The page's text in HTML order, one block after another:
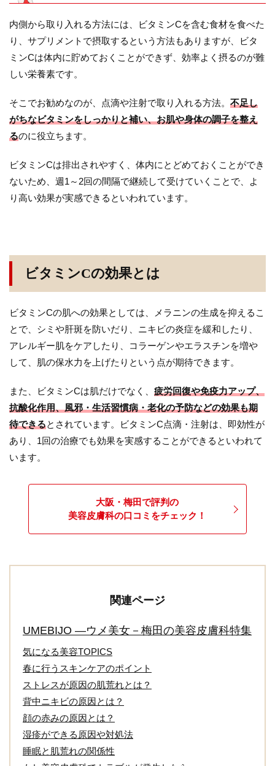
内側から取り入れる方法には、ビタミンCを含む食材を食べた
り、サプリメントで摂取するという方法もありますが、ビタ
ミンCは体内に貯めておくことができず、効率よく摂るのが難
しい栄養素です。
そこでお勧めなのが、点滴や注射で取り入れる方法。 不足し
がちなビタミンをしっかりと補い、お肌や身体の調子を整え
るのに役立ちます。
ビタミンCは排出されやすく、体内にとどめておくことができ
ないため、週1～2回の間隔で継続して受けていくことで、よ
り高い効果が実感できるといわれています。
ビタミンCの効果とは
ビタミンCの肌への効果としては、メラニンの生成を抑えるこ
とで、シミや肝斑を防いだり、ニキビの炎症を緩和したり、
アレルギー肌をケアしたり、コラーゲンやエラスチンを増や
して、肌の保水力を上げたりという点が期待できます。
また、ビタミンCは肌だけでなく、 疲労回復や免疫力アップ、
抗酸化作用、風邪・生活習慣病・老化の予防などの効果も期
待できるとされています。ビタミンC点滴・注射は、即効性が
あり、1回の治療でも効果を実感することができるといわれて
います。
大阪・梅田で評判の
美容皮膚科の口コミをチェック！
関連ページ
UMEBIJO ―ウメ美女－梅田の美容皮膚科特集
気になる美容TOPICS
春に行うスキンケアのポイント
ストレスが原因の肌荒れとは？
背中ニキビの原因とは？
顔の赤みの原因とは？
湿疹ができる原因や対処法
睡眠と肌荒れの関係性